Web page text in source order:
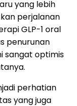
yang lebih
perjalanan
GLP-1 oral
penurunan
sangat optimis
perhatian
yang juga